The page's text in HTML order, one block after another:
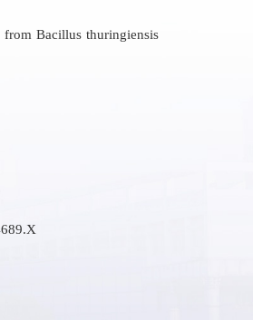
from Bacillus thuringiensis